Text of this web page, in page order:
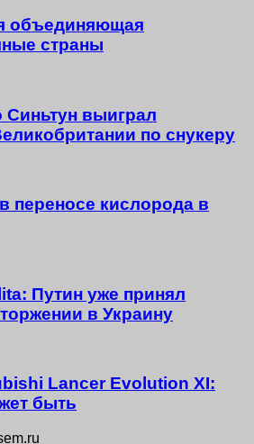
объединяющая
страны
Синьтун выиграл
по снукеру
переносе кислорода в
Путин уже принял
в Украину
Lancer Evolution XI:
быть